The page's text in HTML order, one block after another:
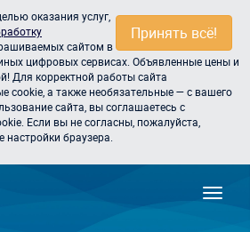
Принять всё!
оказания услуг,
сайтом в
цифровых сервисах. Объявленные цены и
Для корректной работы сайта
cookie, а также необязательные — с вашего
сайта, вы соглашаетесь с
Если вы не согласны, пожалуйста,
настройки браузера.